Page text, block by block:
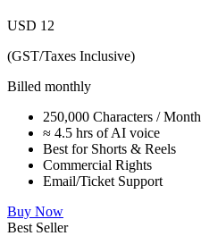
USD 12
(GST/Taxes Inclusive)
Billed monthly
250,000 Characters / Month
≈ 4.5 hrs of AI voice
Best for Shorts & Reels
Commercial Rights
Email/Ticket Support
Buy Now
Best Seller